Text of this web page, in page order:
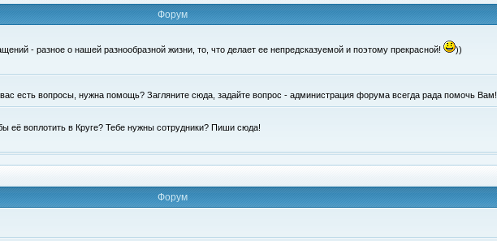
Форум
- разное о нашей разнообразной жизни, то, что делает ее непредсказуемой и поэтому прекрасной!
))
есть вопросы, нужна помощь? Загляните сюда, задайте вопрос - администрация форума всегда рада помочь Вам!
её воплотить в Круге? Тебе нужны сотрудники? Пиши сюда!
Форум